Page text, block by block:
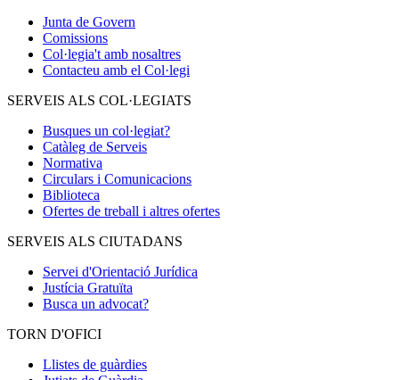
Junta de Govern
Comissions
Col·legia't amb nosaltres
Contacteu amb el Col·legi
SERVEIS ALS COL·LEGIATS
Busques un col·legiat?
Catàleg de Serveis
Normativa
Circulars i Comunicacions
Biblioteca
Ofertes de treball i altres ofertes
SERVEIS ALS CIUTADANS
Servei d'Orientació Jurídica
Justícia Gratuïta
Busca un advocat?
TORN D'OFICI
Llistes de guàrdies